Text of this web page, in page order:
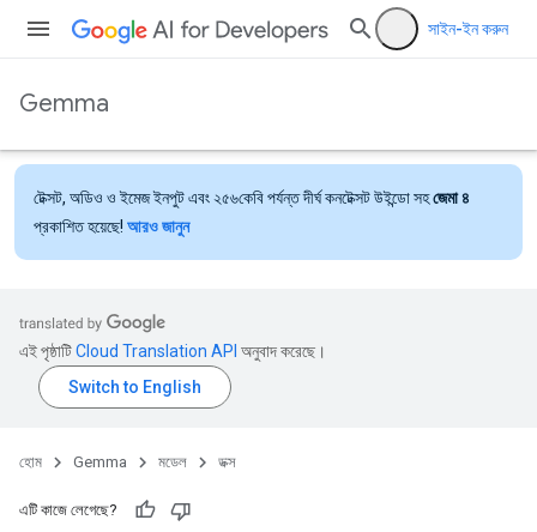
সাইন-ইন করুন
Gemma
টেক্সট, অডিও ও ইমেজ ইনপুট এবং ২৫৬কেবি পর্যন্ত দীর্ঘ কনটেক্সট উইন্ডো সহজেমা ৪
প্রকাশিত হয়েছে! আরও জানুন
এই পৃষ্ঠাটিCloud Translation API অনুবাদ করেছে।
হোম Gemma মডেল ডক্স
এটি কাজে লেগেছে?